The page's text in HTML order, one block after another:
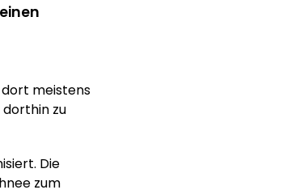
dort meistens
dorthin zu
Die
zum